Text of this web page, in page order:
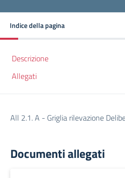
Indice della pagina
Descrizione
Allegati
All 2.1. A - Griglia rilevazione
Documenti allegati